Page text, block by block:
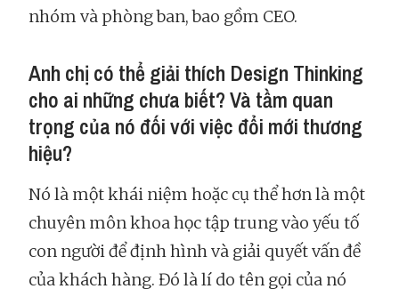
nhóm và phòng ban, bao gồm CEO.
Anh chị có thể giải thích Design Thinking
cho ai những chưa biết? Và tầm quan
trọng của nó đối với việc đổi mới thương
hiệu?
Nó là một khái niệm hoặc cụ thể hơn là một
chuyên môn khoa học tập trung vào yếu tố
con người để định hình và giải quyết vấn đề
của khách hàng. Đó là lí do tên gọi của nó